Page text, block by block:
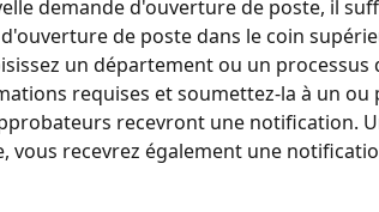
demande d'ouverture de poste, il
de poste dans le coin
un département ou un processus
requises et soumettez-la à un ou
recevront une notification.
vous recevrez également une